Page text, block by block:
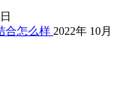
合怎么样 2022年 10月